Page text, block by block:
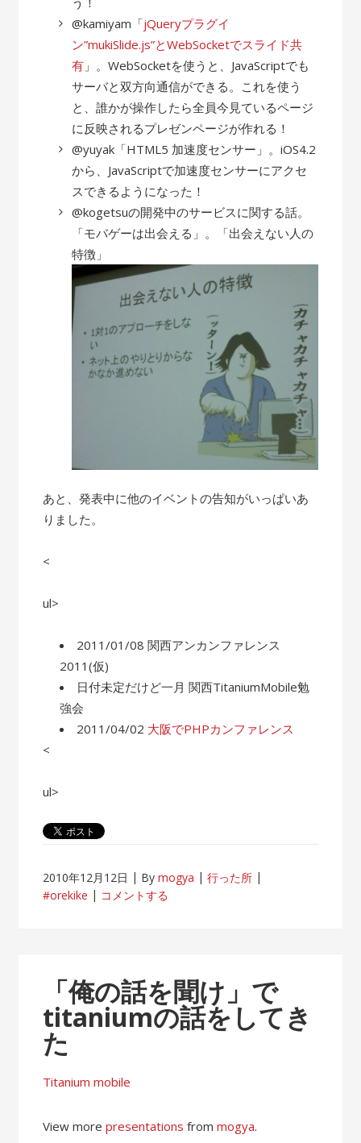
@kamiyam「jQueryプラグイ
ン”mukiSlide.js”とWebSocketでスライド共
有 」。WebSocketを使うと、JavaScriptでも
サーバと双方向通信ができる。これを使う
と、誰かが操作したら全員今見ているページ
に反映されるプレゼンページが作れる！
@yuyak「HTML5 加速度センサー」。iOS4.2
から、JavaScriptで加速度センサーにアクセ
スできるようになった！
@kogetsuの開発中のサービスに関する話。
「モバゲーは出会える」。「出会えない人の
特徴」
あと、発表中に他のイベントの告知がいっぱいあ
りました。
<
ul>
2011/01/08 関西アンカンファレンス
2011(仮)
日付未定だけど一月 関西TitaniumMobile勉
強会
2011/04/02 大阪でPHPカンファレンス
<
ul>
2010年12月12日 Bymogya
行った所
#orekike
コメントする
「俺の話を聞け」で
titaniumの話をしてき
た
Titanium mobile
View morepresentations frommogya.